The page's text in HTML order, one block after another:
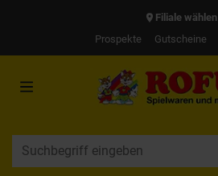
Filiale wählen
Prospekte
Gutscheine